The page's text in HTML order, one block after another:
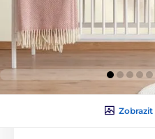
Zobrazit